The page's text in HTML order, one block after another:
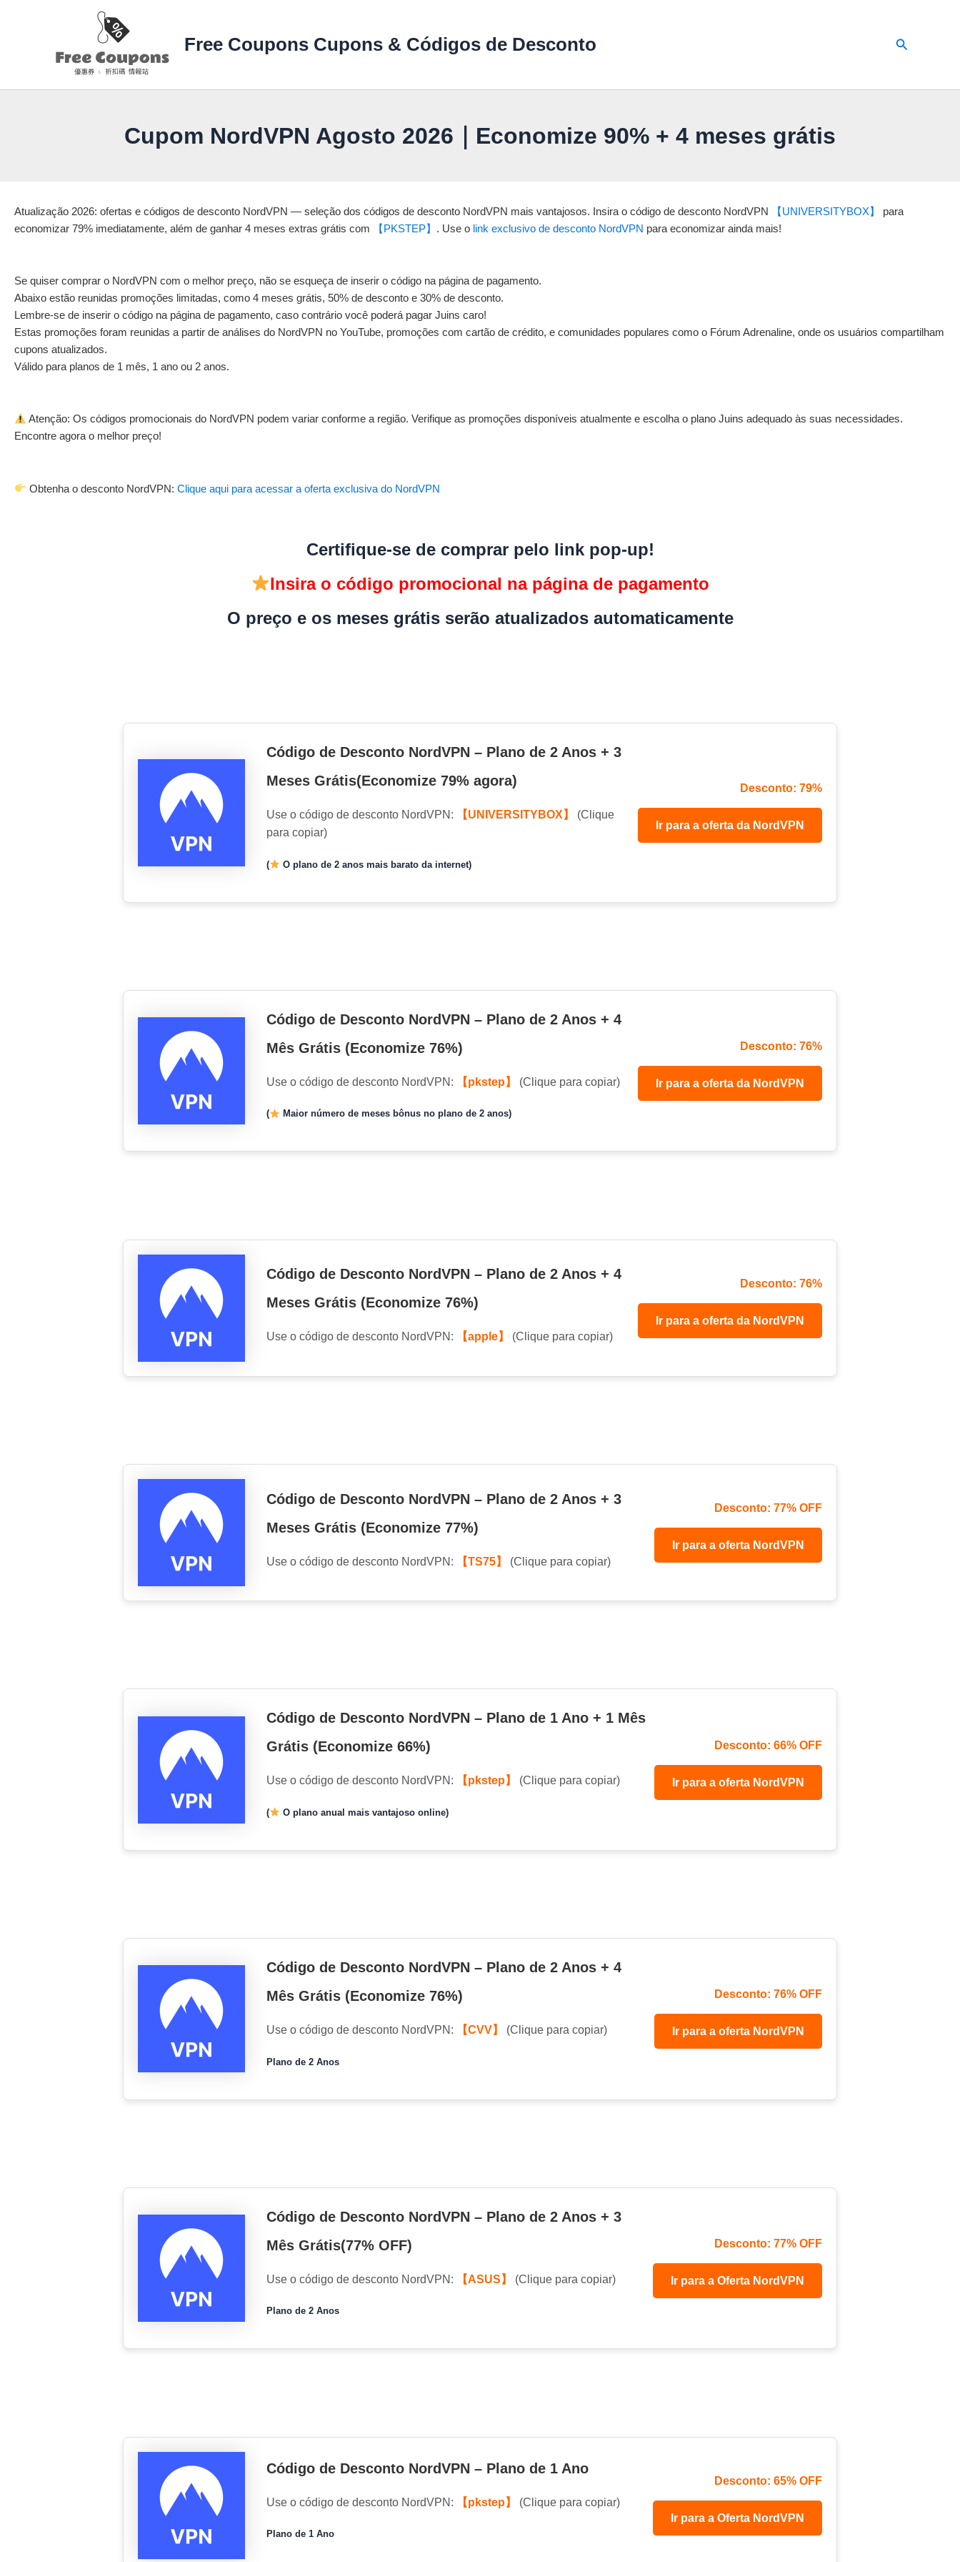
Free Coupons Cupons & Códigos de Desconto Pesquisar
Cupom NordVPN Agosto 2026｜Economize 90% + 4 meses grátis
Atualização 2026: ofertas e códigos de desconto NordVPN — seleção dos códigos de desconto NordVPN mais vantajosos. Insira o código de desconto NordVPN 【UNIVERSITYBOX】
para
economizar 79% imediatamente, além de ganhar 4 meses extras grátis com
【PKSTEP】 . Use o link exclusivo de desconto NordVPN para economizar ainda mais!
Se quiser comprar o NordVPN com o melhor preço, não se esqueça de inserir o código na página de pagamento.
Abaixo estão reunidas promoções limitadas, como 4 meses grátis, 50% de desconto e 30% de desconto.
Lembre-se de inserir o código na página de pagamento, caso contrário você poderá pagar Juins caro!
Estas promoções foram reunidas a partir de análises do NordVPN no YouTube, promoções com cartão de crédito, e comunidades populares como o Fórum Adrenaline, onde os usuários compartilham
cupons atualizados.
Válido para planos de 1 mês, 1 ano ou 2 anos.
Atenção: Os códigos promocionais do NordVPN podem variar conforme a região. Verifique as promoções disponíveis atualmente e escolha o plano Juins adequado às suas necessidades.
Encontre agora o melhor preço!
Obtenha o desconto NordVPN:Clique aqui para acessar a oferta exclusiva do NordVPN
Certifique-se de comprar pelo link pop-up!
Insira o código promocional na página de pagamento
O preço e os meses grátis serão atualizados automaticamente
Código de Desconto NordVPN – Plano de 2 Anos + 3
Meses Grátis(Economize 79% agora)
Use o código de desconto NordVPN: 【UNIVERSITYBOX】
(Clique
para copiar)
( O plano de 2 anos mais barato da internet)
Desconto: 79%
Ir para a oferta da NordVPN
Código de Desconto NordVPN – Plano de 2 Anos + 4
Mês Grátis (Economize 76%)
Use o código de desconto NordVPN: 【pkstep】 (Clique para copiar)
( Maior número de meses bônus no plano de 2 anos)
Desconto: 76%
Ir para a oferta da NordVPN
Código de Desconto NordVPN – Plano de 2 Anos + 4
Meses Grátis (Economize 76%)
Use o código de desconto NordVPN: 【apple】 (Clique para copiar)
Desconto: 76%
Ir para a oferta da NordVPN
Código de Desconto NordVPN – Plano de 2 Anos + 3
Meses Grátis (Economize 77%)
Use o código de desconto NordVPN: 【TS75】 (Clique para copiar)
Desconto: 77% OFF
Ir para a oferta NordVPN
Código de Desconto NordVPN – Plano de 1 Ano + 1 Mês
Grátis (Economize 66%)
Use o código de desconto NordVPN: 【pkstep】 (Clique para copiar)
( O plano anual mais vantajoso online)
Desconto: 66% OFF
Ir para a oferta NordVPN
Código de Desconto NordVPN – Plano de 2 Anos + 4
Mês Grátis (Economize 76%)
Use o código de desconto NordVPN: 【CVV】 (Clique para copiar)
Plano de 2 Anos
Desconto: 76% OFF
Ir para a oferta NordVPN
Código de Desconto NordVPN – Plano de 2 Anos + 3
Mês Grátis(77% OFF)
Use o código de desconto NordVPN: 【ASUS】 (Clique para copiar)
Plano de 2 Anos
Desconto: 77% OFF
Ir para a Oferta NordVPN
Código de Desconto NordVPN – Plano de 1 Ano
Use o código de desconto NordVPN: 【pkstep】 (Clique para copiar)
Plano de 1 Ano
Desconto: 65% OFF
Ir para a Oferta NordVPN